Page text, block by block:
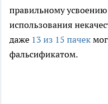
правильному
использования
даже 13 из 15 пачек
фальсификатом.